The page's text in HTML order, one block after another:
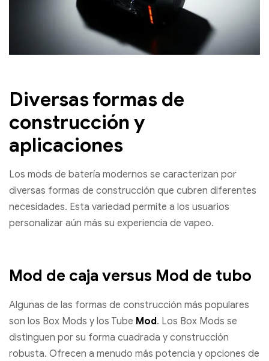
Diversas formas de
construcción y
aplicaciones
Los mods de batería modernos se caracterizan por
diversas formas de construcción que cubren diferentes
necesidades. Esta variedad permite a los usuarios
personalizar aún más su experiencia de vapeo.
Mod de caja versus Mod de tubo
Algunas de las formas de construcción más populares
son los Box Mods y los Tube Mod. Los Box Mods se
distinguen por su forma cuadrada y construcción
robusta. Ofrecen a menudo más potencia y opciones de